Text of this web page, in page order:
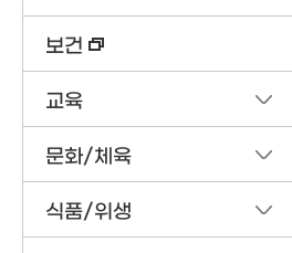
보건
교육
문화/체육
식품/위생